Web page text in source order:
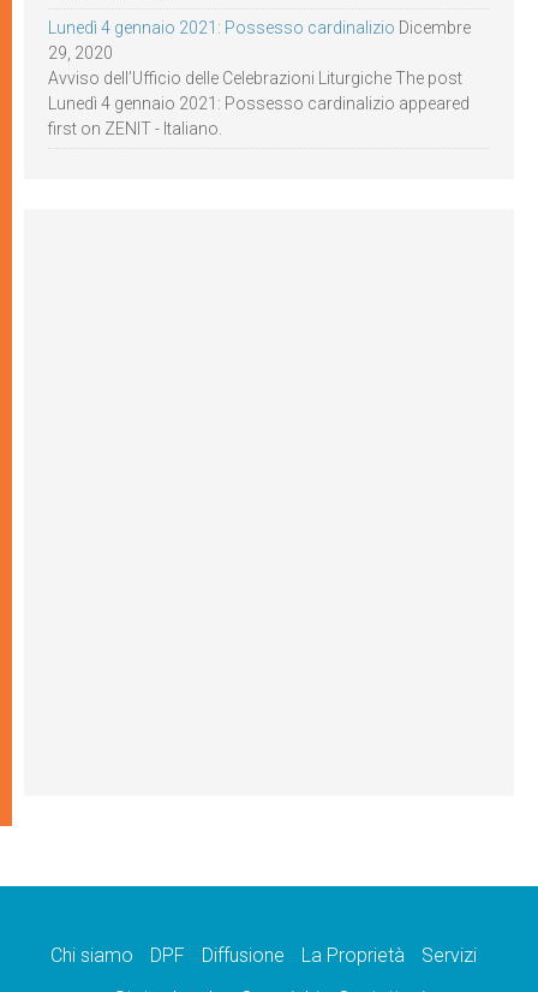
Lunedì 4 gennaio 2021: Possesso cardinalizio Dicembre
29, 2020
Avviso dell’Ufficio delle Celebrazioni Liturgiche The post
Lunedì 4 gennaio 2021: Possesso cardinalizio appeared
first on ZENIT - Italiano.
Chi siamo DPF Diffusione La Proprietà
Servizi